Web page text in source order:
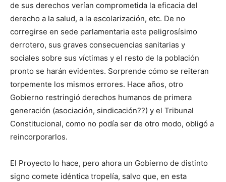
de sus derechos verían comprometida la eficacia del
derecho a la salud, a la escolarización, etc. De no
corregirse en sede parlamentaria este peligrosísimo
derrotero, sus graves consecuencias sanitarias y
sociales sobre sus víctimas y el resto de la población
pronto se harán evidentes. Sorprende cómo se reiteran
torpemente los mismos errores. Hace años, otro
Gobierno restringió derechos humanos de primera
generación (asociación, sindicación??) y el Tribunal
Constitucional, como no podía ser de otro modo, obligó a
reincorporarlos.
El Proyecto lo hace, pero ahora un Gobierno de distinto
signo comete idéntica tropelía, salvo que, en esta